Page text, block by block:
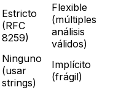
Estricto
(RFC
8259)
Flexible
(múltiples
análisis
válidos)
Ninguno
(usar
strings)
Implícito
(frágil)